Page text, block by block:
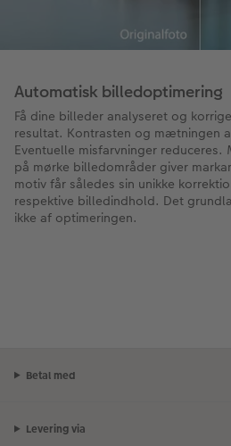
Automatisk billedoptimering
Få dine billeder analyseret og
resultat. Kontrasten og mætningen
Eventuelle misfarvninger reduceres.
på mørke billedområder giver
motiv får således sin unikke
respektive billedindhold. Det
ikke af optimeringen.
Betal med
Levering via